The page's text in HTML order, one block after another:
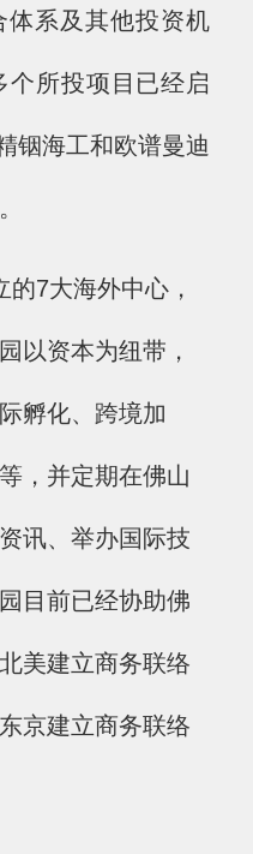
体系及其他投资机
个所投项目已经启
铟海工和欧谱曼迪
7大海外中心，
以资本为纽带，
孵化、跨境加
，并定期在佛山
讯、举办国际技
目前已经协助佛
美建立商务联络
京建立商务联络